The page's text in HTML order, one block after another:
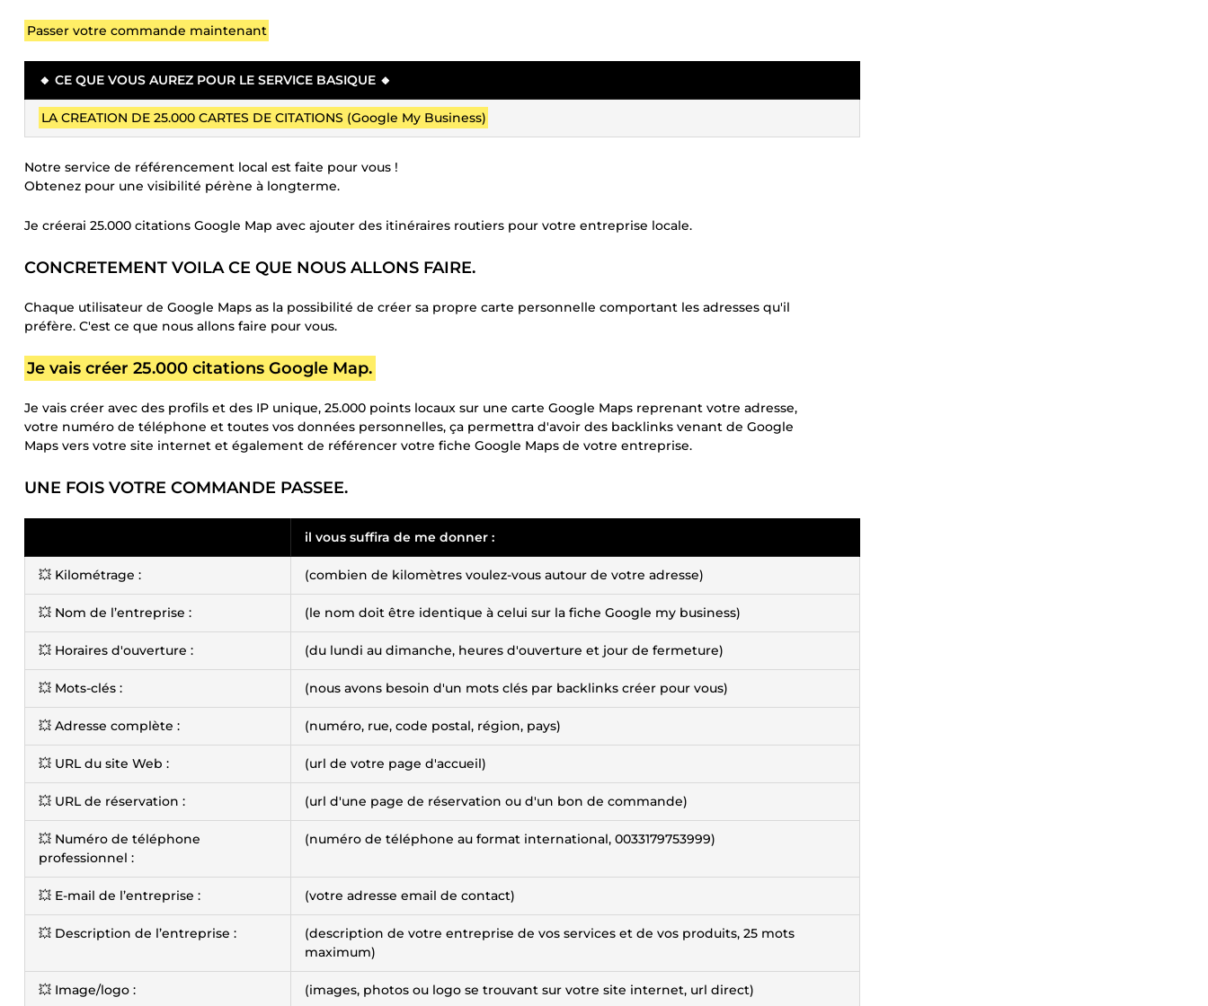
Passer votre commande maintenant
🔸 CE QUE VOUS AUREZ POUR LE SERVICE BASIQUE 🔸
LA CREATION DE 25.000 CARTES DE CITATIONS (Google My Business)
Notre service de référencement local est faite pour vous !
Obtenez pour une visibilité pérène à longterme.
Je créerai 25.000 citations Google Map avec ajouter des itinéraires routiers pour votre entreprise locale.
CONCRETEMENT VOILA CE QUE NOUS ALLONS FAIRE.
Chaque utilisateur de Google Maps as la possibilité de créer sa propre carte personnelle comportant les adresses qu'il
préfère. C'est ce que nous allons faire pour vous.
Je vais créer 25.000 citations Google Map.
Je vais créer avec des profils et des IP unique, 25.000 points locaux sur une carte Google Maps reprenant votre adresse,
votre numéro de téléphone et toutes vos données personnelles, ça permettra d'avoir des backlinks venant de Google
Maps vers votre site internet et également de référencer votre fiche Google Maps de votre entreprise.
UNE FOIS VOTRE COMMANDE PASSEE.
il vous suffira de me donner :
💥 Kilométrage : (combien de kilomètres voulez-vous autour de votre adresse)
💥 Nom de l’entreprise : (le nom doit être identique à celui sur la fiche Google my business)
💥 Horaires d'ouverture : (du lundi au dimanche, heures d'ouverture et jour de fermeture)
💥 Mots-clés : (nous avons besoin d'un mots clés par backlinks créer pour vous)
💥 Adresse complète : (numéro, rue, code postal, région, pays)
💥 URL du site Web : (url de votre page d'accueil)
💥 URL de réservation : (url d'une page de réservation ou d'un bon de commande)
💥 Numéro de téléphone
professionnel :
(numéro de téléphone au format international, 0033179753999)
💥 E-mail de l’entreprise : (votre adresse email de contact)
💥 Description de l’entreprise :
(description de votre entreprise de vos services et de vos produits, 25 mots
maximum)
💥 Image/logo : (images, photos ou logo se trouvant sur votre site internet, url direct)